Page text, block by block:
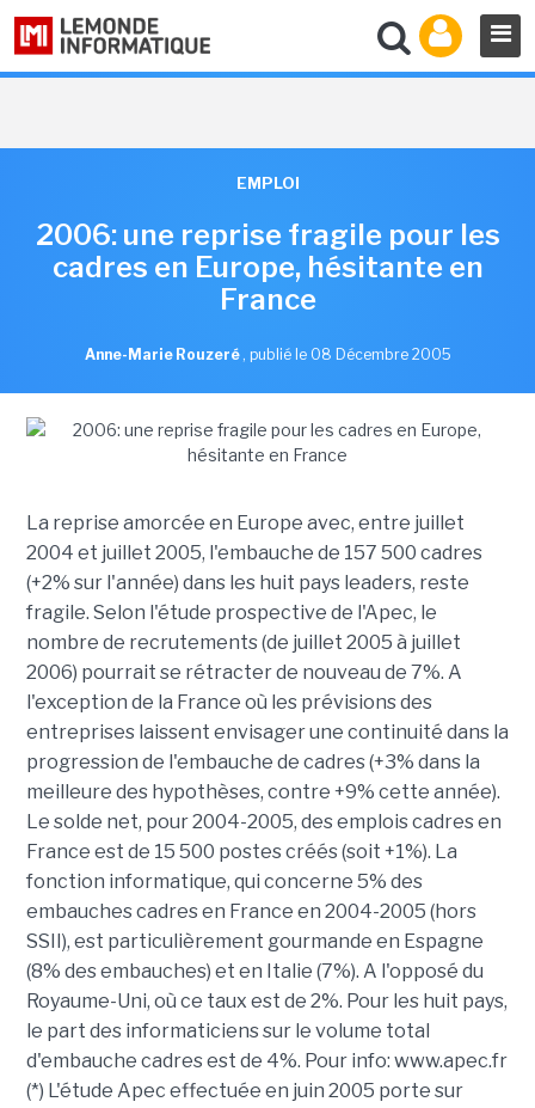
EMPLOI
2006: une reprise fragile pour les
cadres en Europe, hésitante en
France
Anne-Marie Rouzeré , publié le 08 Décembre 2005
La reprise amorcée en Europe avec, entre juillet
2004 et juillet 2005, l'embauche de 157 500 cadres
(+2% sur l'année) dans les huit pays leaders, reste
fragile. Selon l'étude prospective de l'Apec, le
nombre de recrutements (de juillet 2005 à juillet
2006) pourrait se rétracter de nouveau de 7%. A
l'exception de la France où les prévisions des
entreprises laissent envisager une continuité dans la
progression de l'embauche de cadres (+3% dans la
meilleure des hypothèses, contre +9% cette année).
Le solde net, pour 2004-2005, des emplois cadres en
France est de 15 500 postes créés (soit +1%). La
fonction informatique, qui concerne 5% des
embauches cadres en France en 2004-2005 (hors
SSII), est particulièrement gourmande en Espagne
(8% des embauches) et en Italie (7%). A l'opposé du
Royaume-Uni, où ce taux est de 2%. Pour les huit pays,
le part des informaticiens sur le volume total
d'embauche cadres est de 4%. Pour info: www.apec.fr
(*) L'étude Apec effectuée en juin 2005 porte sur